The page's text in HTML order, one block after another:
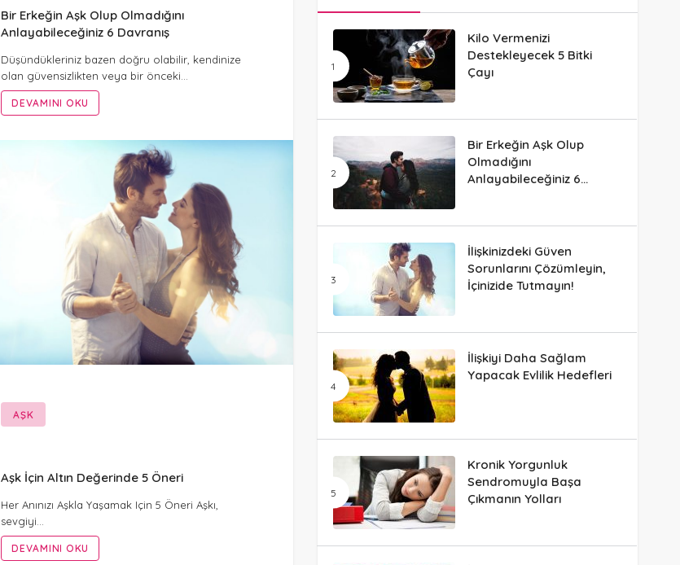
Bir Erkeğin Aşk Olup Olmadığını
Anlayabileceğiniz 6 Davranış
Düşündükleriniz bazen doğru olabilir, kendinize
olan güvensizlikten veya bir önceki…
DEVAMINI OKU
AŞK
Aşk İçin Altın Değerinde 5 Öneri
Her Anınızı Aşkla Yaşamak Için 5 Öneri Aşkı,
sevgiyi…
DEVAMINI OKU
Kilo Vermenizi
Destekleyecek 5 Bitki
Çayı
Bir Erkeğin Aşk Olup
Olmadığını
Anlayabileceğiniz 6
İlişkinizdeki Güven
Sorunlarını Çözümleyin,
İçinizide Tutmayın!
İlişkiyi Daha Sağlam
Yapacak Evlilik Hedefleri
Kronik Yorgunluk
Sendromuyla Başa
Çıkmanın Yolları